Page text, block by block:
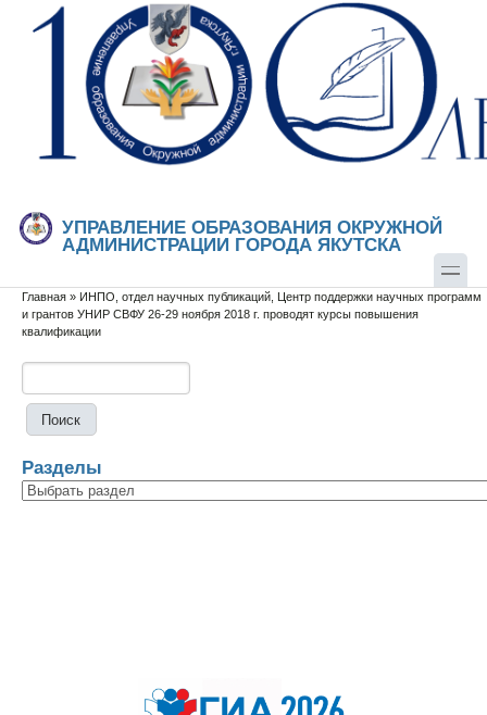
Перейти к основному содержанию
Skip to search
УПРАВЛЕНИЕ ОБРАЗОВАНИЯ ОКРУЖНОЙ
АДМИНИСТРАЦИИ ГОРОДА ЯКУТСКА
Вы здесь
Главная » ИНПО, отдел научных публикаций, Центр поддержки научных программ
и грантов УНИР СВФУ 26-29 ноября 2018 г. проводят курсы повышения
квалификации
Разделы